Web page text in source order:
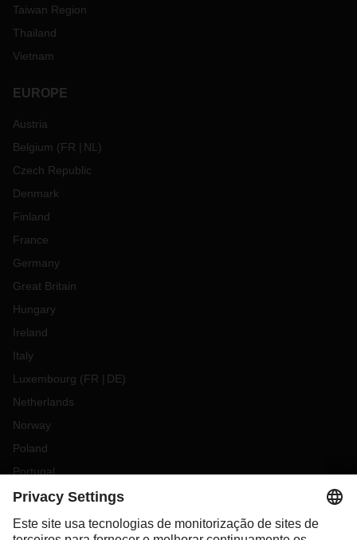
Taiwan Region
Thailand
Vietnam
EUROPE
Austria
Belgium (FR NL )
Czech Republic
Denmark
Finland
France
Germany
Great Britain
Hungary
Ireland
Italy
Luxembourg (FR DE)
Netherlands
Norway
Poland
Portugal
Romania
Slovakia